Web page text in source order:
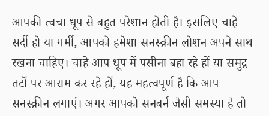
आपकी त्वचा धूप से बहुत परेशान होती है। इसलिए चाहे
सर्दी हो या गर्मी, आपको हमेशा सनस्क्रीन लोशन अपने साथ
रखना चाहिए। चाहे आप धूप में पसीना बहा रहे हों या समुद्र
तटों पर आराम कर रहे हों, यह महत्वपूर्ण है कि आप
सनस्क्रीन लगाएं। अगर आपको सनबर्न जैसी समस्या है तो